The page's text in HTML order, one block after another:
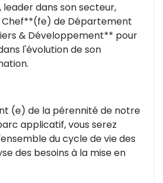
dans son secteur,
de Département
& Développement** pour
l'évolution de son
(e) de la pérennité de notre
applicatif, vous serez
du cycle de vie des
des besoins à la mise en